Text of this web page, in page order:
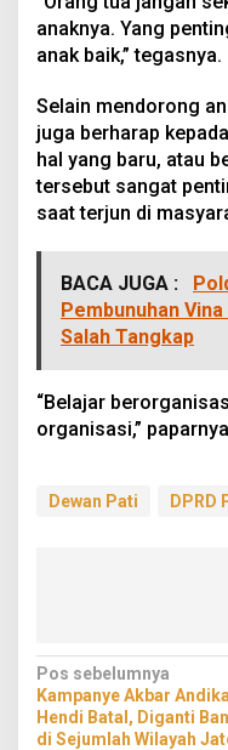
anaknya. Yang
anak baik,” tegasnya.
Selain mendorong
juga berharap
hal yang baru, atau
tersebut sangat
saat terjun di
BACA JUGA :
Pembunuhan
Salah Tangkap
“Belajar
organisasi,”
Dewan Pati DPRD
Navigasi
pos
Pos sebelumnya
Kampanye Akbar
Hendi Batal, Diganti
di Sejumlah Wilayah